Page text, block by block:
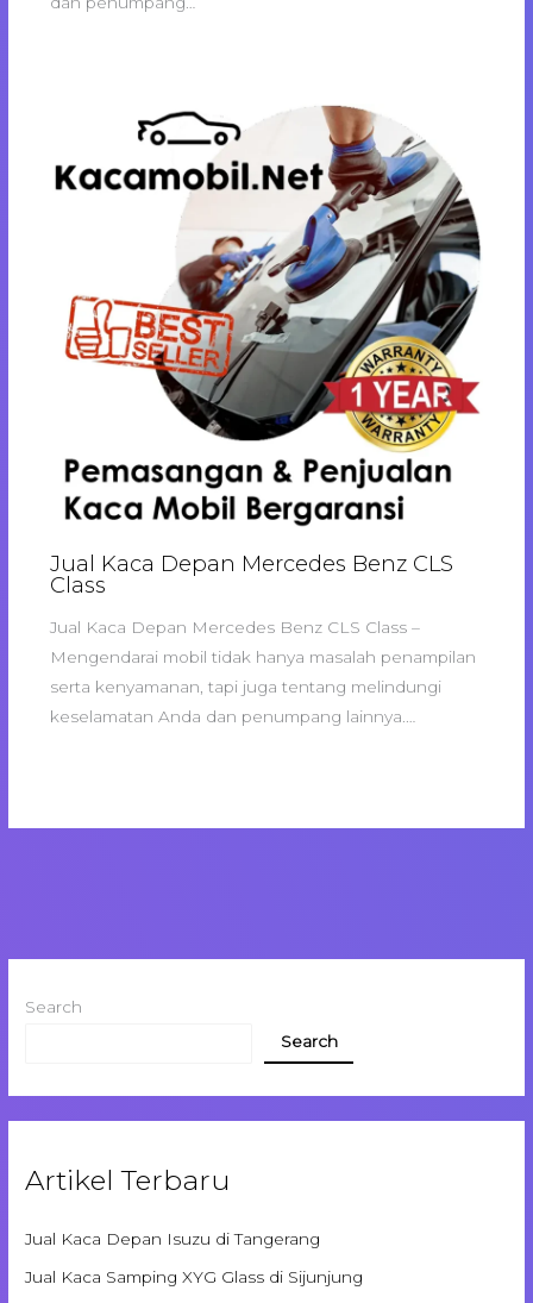
Jual Kaca Depan Mercedes Benz CLS
Class
Jual Kaca Depan Mercedes Benz CLS Class –
Mengendarai mobil tidak hanya masalah penampilan
serta kenyamanan, tapi juga tentang melindungi
keselamatan Anda dan penumpang lainnya.…
Search
Search
Artikel Terbaru
Jual Kaca Depan Isuzu di Tangerang
Jual Kaca Samping XYG Glass di Sijunjung